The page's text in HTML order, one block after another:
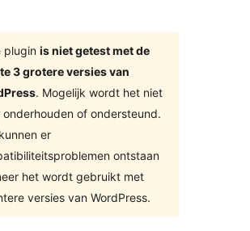
plugin is niet getest met de
3 grotere versies van
. Mogelijk wordt het niet
onderhouden of ondersteund.
er
ontstaan
het wordt gebruikt met
versies van WordPress.